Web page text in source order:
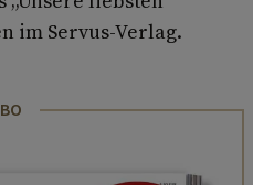
im Servus-Verlag.